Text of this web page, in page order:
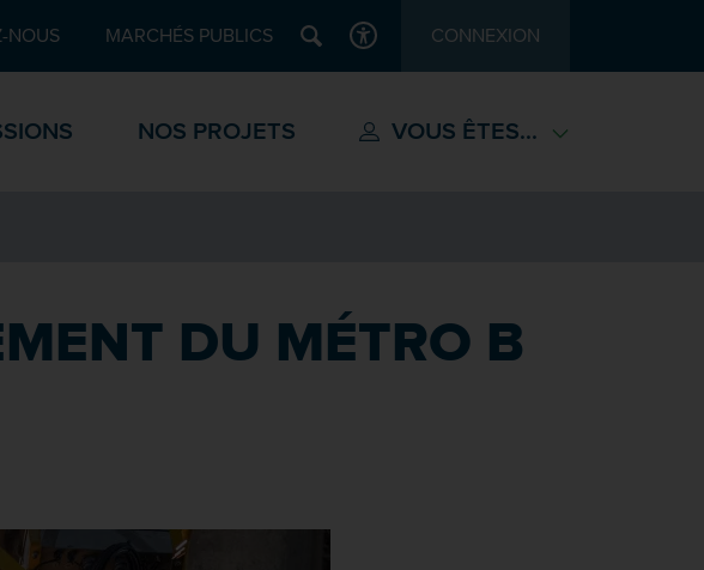
NOUS MARCHÉS PUBLICS Recherche
ACCESSIBILITÉCONNEXION
NOS PROJETS VOUS ÊTES...
DU MÉTRO B